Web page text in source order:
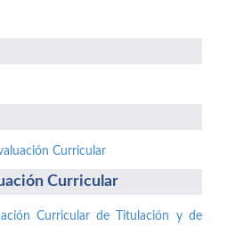
Curricular
Curricular
Curricular de Titulación y de